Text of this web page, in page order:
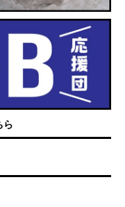
ら